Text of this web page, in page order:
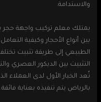
والاستدامة.
يمتلك معلم تركيب واجهة حجر
بين أنواع الأحجار وكيفية
الطبيعي إلى طريقة تثبيت
التثبيت بين الديكور العصري
تُعد الخيار الأول لدى العملاء
بالرياض يتم تنفيذه بعناية فائقة.